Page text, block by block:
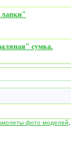
лапки"
сумка.
фото моделей